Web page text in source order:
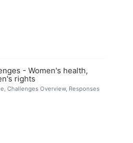
- Women's health,
rights
Challenges Overview, Responses